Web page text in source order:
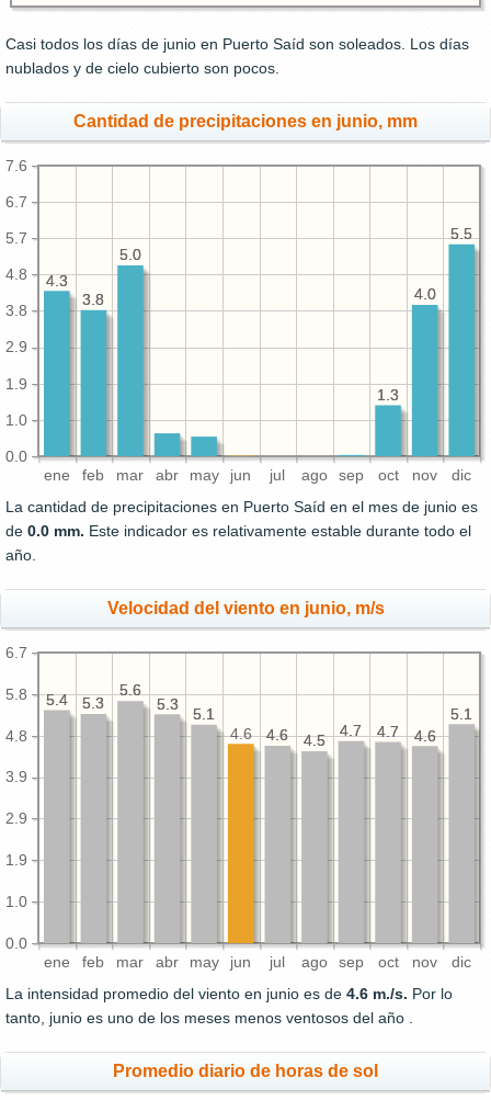
Casi todos los días de junio en Puerto Saíd son soleados. Los días
nublados y de cielo cubierto son pocos.
Cantidad de precipitaciones en junio, mm
ene feb mar abr may jun jul ago sep oct nov dic
0.0
1.0
1.9
2.9
3.8
4.8
5.7
6.7
7.6
5.5
4.0
1.3
5.0
3.8
4.3
5.5
4.0
1.3
5.0
3.8
4.3
La cantidad de precipitaciones en Puerto Saíd en el mes de junio es
de 0.0 mm. Este indicador es relativamente estable durante todo el
año.
Velocidad del viento en junio, m/s
ene feb mar abr may jun jul ago sep oct nov dic
0.0
1.0
1.9
2.9
3.9
4.8
5.8
6.7
5.1
4.6
4.7
4.7
4.5
4.6
5.1
5.3
5.6
5.3
5.4
5.1
4.6
4.7
4.7
4.5
4.6
4.6
5.1
5.3
5.6
5.3
5.4
La intensidad promedio del viento en junio es de 4.6 m./s. Por lo
tanto, junio es uno de los meses menos ventosos del año .
Promedio diario de horas de sol